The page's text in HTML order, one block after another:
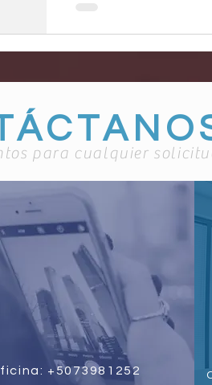
para cualquier
+5073981252